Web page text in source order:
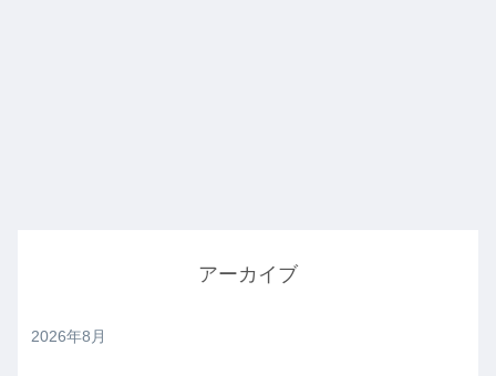
アーカイブ
2026年8月